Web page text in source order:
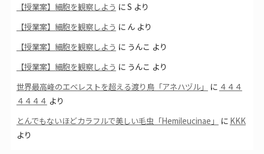
【授業案】細胞を観察しよう にS より
【授業案】細胞を観察しよう に んより
【授業案】細胞を観察しよう に うんこ より
【授業案】細胞を観察しよう に うんこ より
世界最高峰のエベレストを超える渡り鳥「アネハヅル」
に ４４４
４４４４ より
とんでもないほどカラフルで美しい毛虫「Hemileucinae」
に KKK
より